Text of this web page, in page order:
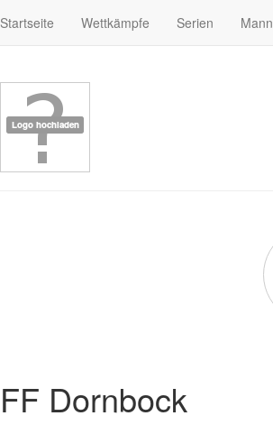
Startseite Wettkämpfe Serien
FF Dornbock